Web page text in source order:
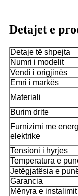
Detajet e
Detaje të shpejta
Numri i modelit
Vendi i origjinës
Emri i markës
Materiali
Burim drite
Furnizimi me
elektrike
Tensioni i hyrjes
Temperatura e
Jetëgjatësia e
Garancia
Mënyra e instalimit